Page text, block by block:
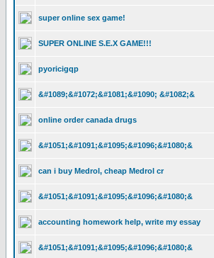
super online sex game!
SUPER ONLINE S.E.X GAME!!!
pyoricigqp
&#1089;&#1072;&#1081;&#1090; &#1082;&
online order canada drugs
&#1051;&#1091;&#1095;&#1096;&#1080;&
can i buy Medrol, cheap Medrol cr
&#1051;&#1091;&#1095;&#1096;&#1080;&
accounting homework help, write my essay
&#1051;&#1091;&#1095;&#1096;&#1080;&